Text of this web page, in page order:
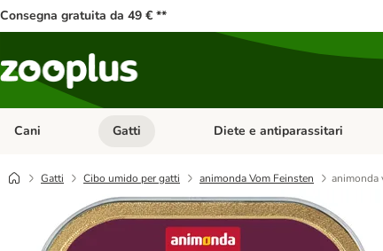
Consegna gratuita da 49 € **
Cani Apri Menu Categoria: Cani
Gatti Apri Menu Categoria: Gatti
Diete e antiparassitari
Gatti Cibo umido per gatti animonda Vom Feinsten
animonda